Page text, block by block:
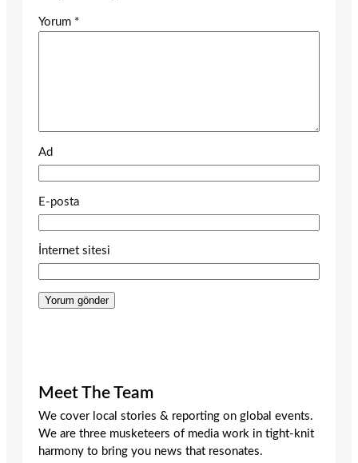
Yorum *
Ad
E-posta
İnternet sitesi
Meet The Team
We cover local stories & reporting on global events.
We are three musketeers of media work in tight-knit
harmony to bring you news that resonates.